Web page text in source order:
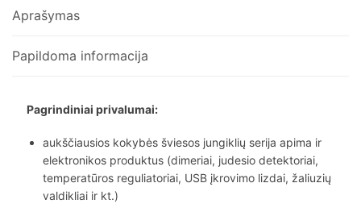
Aprašymas
Papildoma informacija
Pagrindiniai privalumai:
aukščiausios kokybės šviesos jungiklių serija apima ir
elektronikos produktus (dimeriai, judesio detektoriai,
temperatūros reguliatoriai, USB įkrovimo lizdai, žaliuzių
valdikliai ir kt.)